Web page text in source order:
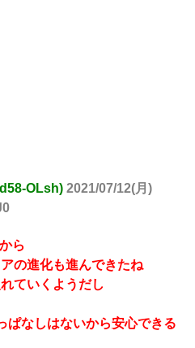
OLsh) 2021/07/12(月)
ら
の進化も進んできたね
ていくようだし
ぱなしはないから安心できる